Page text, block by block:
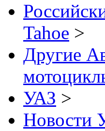
Tahoe >
Другие
УАЗ >
Новости